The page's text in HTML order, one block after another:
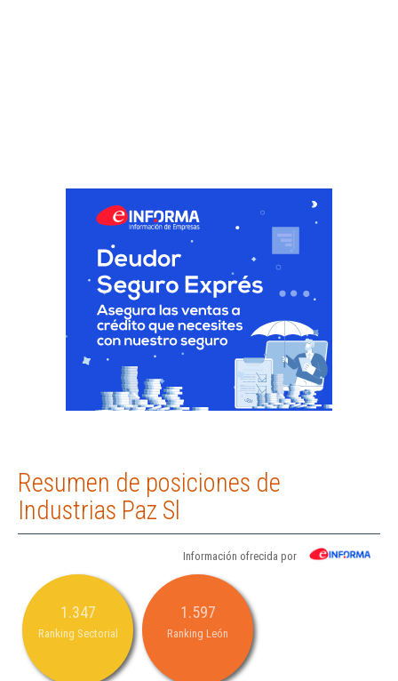
Resumen de posiciones de
Industrias Paz Sl
Información ofrecida por
1.347
Ranking Sectorial
1.597
Ranking León